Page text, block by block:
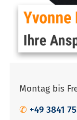
Montag bis
✆ +49 3841